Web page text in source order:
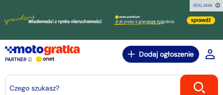
REKLAMA
PARTNER
Dodaj ogłoszenie
Czego szukasz?